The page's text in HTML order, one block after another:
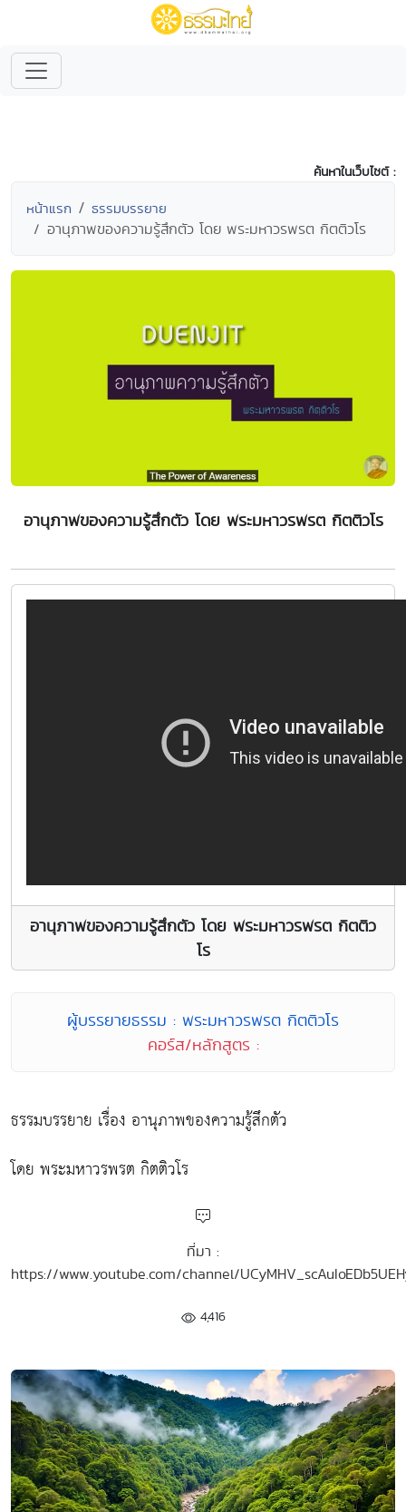
ค้นหาในเว็บไซต์ :
หน้าแรก ธรรมบรรยาย
อานุภาพของความรู้สึกตัว โดย พระมหาวรพรต กิตติวโร
อานุภาพของความรู้สึกตัว โดย พระมหาวรพรต กิตติวโร
อานุภาพของความรู้สึกตัว โดย พระมหาวรพรต กิตติว
โร
ผู้บรรยายธรรม : พระมหาวรพรต กิตติวโร
คอร์ส/หลักสูตร :
ธรรมบรรยาย เรื่อง อานุภาพของความรู้สึกตัว
โดย พระมหาวรพรต กิตติวโร
ที่มา :
https://www.youtube.com/channel/
4,416